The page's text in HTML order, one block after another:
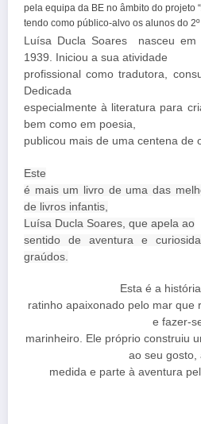
pela equipa da BE no âmbito do projeto
tendo como público-alvo os alunos do
Luísa Ducla Soares
nasceu
1939. Iniciou a sua atividade
profissional como tradutora,
Dedicada
especialmente à literatura para
bem como em poesia,
publicou mais de uma centena de
Este
é mais um livro de uma das
de livros infantis,
Luísa Ducla Soares, que apela ao
sentido de aventura e
graúdos.
Esta é a
ratinho apaixonado pelo mar que
e fazer-
marinheiro. Ele próprio construiu
ao seu gosto,
medida e parte à aventura